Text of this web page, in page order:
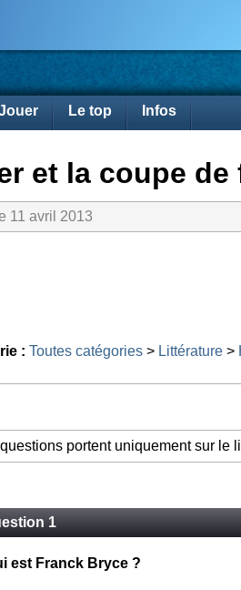
Le top Infos
et la coupe de
11 avril 2013
: Toutes catégories > Littérature >
portent uniquement sur le
1
est Franck Bryce ?